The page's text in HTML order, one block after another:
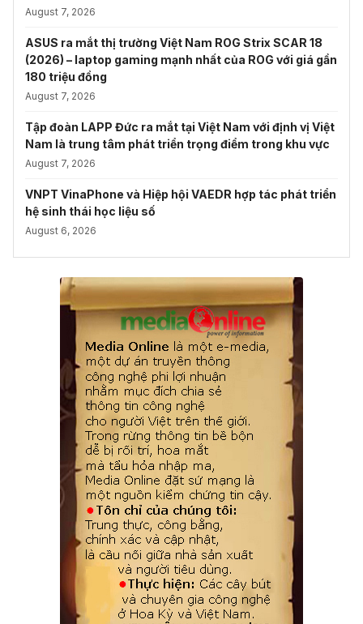
August 7, 2026
ASUS ra mắt thị trường Việt Nam ROG Strix SCAR 18
(2026) – laptop gaming mạnh nhất của ROG với giá gần
180 triệu đồng
August 7, 2026
Tập đoàn LAPP Đức ra mắt tại Việt Nam với định vị Việt
Nam là trung tâm phát triển trọng điểm trong khu vực
August 7, 2026
VNPT VinaPhone và Hiệp hội VAEDR hợp tác phát triển
hệ sinh thái học liệu số
August 6, 2026